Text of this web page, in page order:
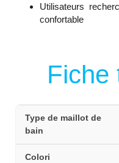
Utilisateurs
confortable
Fiche
Type de maillot de
bain
Colori